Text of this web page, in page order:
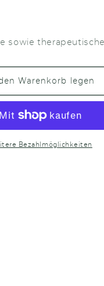
sowie
Warenkorb legen
Bezahlmöglichkeiten